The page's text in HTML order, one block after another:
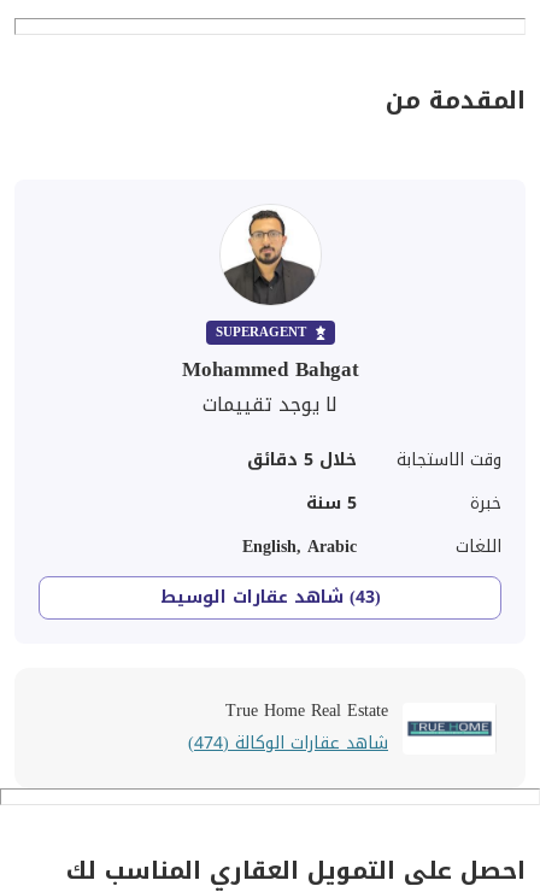
المقدمة من
SUPERAGENT
Mohammed Bahgat
لا يوجد تقييمات
وقت الاستجابة
خلال 5 دقائق
خبرة
5 سنة
اللغات
English, Arabic
(43) شاهد عقارات الوسيط
True Home Real Estate
شاهد عقارات الوكالة (474)
احصل على التمويل العقاري المناسب لك